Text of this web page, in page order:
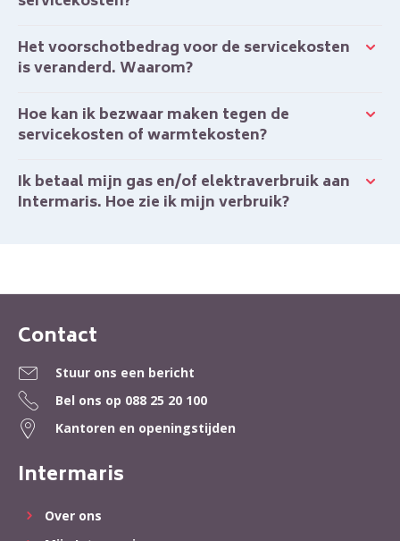
Het voorschotbedrag voor de servicekosten
is veranderd. Waarom?
Hoe kan ik bezwaar maken tegen de
servicekosten of warmtekosten?
Ik betaal mijn gas en/of elektraverbruik aan
Intermaris. Hoe zie ik mijn verbruik?
Contactinformatie
Contact
Stuur ons een bericht
Bel ons op 088 25 20 100
Kantoren en openingstijden
Intermaris
Over ons